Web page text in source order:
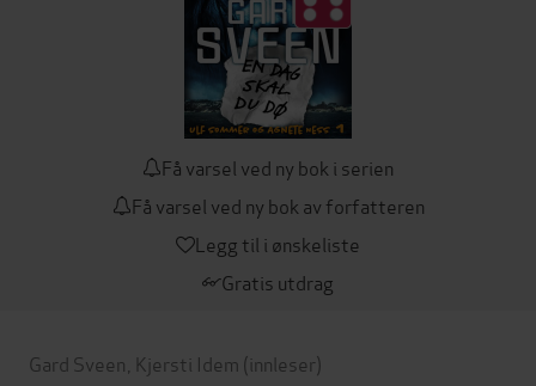
Få varsel ved ny bok i serien
Få varsel ved ny bok av forfatteren
Legg til i ønskeliste
Gratis utdrag
Gard Sveen Kjersti Idem (innleser)